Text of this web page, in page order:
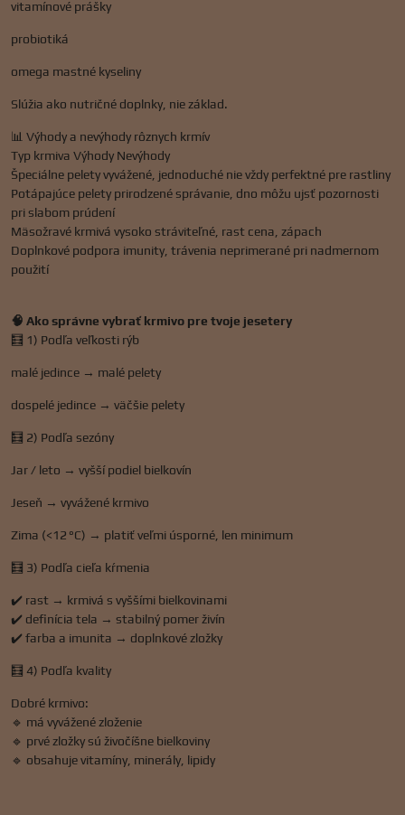
vitamínové prášky
probiotiká
omega mastné kyseliny
Slúžia ako nutričné doplnky, nie základ.
📊 Výhody a nevýhody rôznych krmív
Typ krmiva Výhody Nevýhody
Špeciálne pelety vyvážené, jednoduché nie vždy perfektné pre rastliny
Potápajúce pelety prirodzené správanie, dno môžu ujsť pozornosti
pri slabom prúdení
Mäsožravé krmivá vysoko stráviteľné, rast cena, zápach
Doplnkové podpora imunity, trávenia neprimerané pri nadmernom
použití
🧠 Ako správne vybrať krmivo pre tvoje jesetery
🧮 1) Podľa veľkosti rýb
malé jedince → malé pelety
dospelé jedince → väčšie pelety
🧮 2) Podľa sezóny
Jar / leto → vyšší podiel bielkovín
Jeseň → vyvážené krmivo
Zima (<12 °C) → platiť veľmi úsporné, len minimum
🧮 3) Podľa cieľa kŕmenia
✔️ rast → krmivá s vyššími bielkovinami
✔️ definícia tela → stabilný pomer živín
✔️ farba a imunita → doplnkové zložky
🧮 4) Podľa kvality
Dobré krmivo:
🔹 má vyvážené zloženie
🔹 prvé zložky sú živočíšne bielkoviny
🔹 obsahuje vitamíny, minerály, lipidy